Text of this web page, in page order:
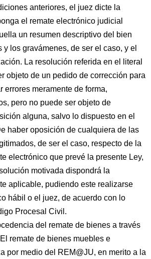
anteriores, el juez dicte la
el remate electrónico judicial
un resumen descriptivo del bien
los gravámenes, de ser el caso, y el
La resolución referida en el literal
objeto de un pedido de corrección para
errores meramente de forma,
pero no puede ser objeto de
alguna, salvo lo dispuesto en el
haber oposición de cualquiera de las
de ser el caso, respecto de la
electrónico que prevé la presente Ley,
motivada dispondrá la
aplicable, pudiendo este realizarse
hábil o el juez, de acuerdo con lo
Procesal Civil.
del remate de bienes a través
remate de bienes muebles e
por medio del REM@JU, en merito a la